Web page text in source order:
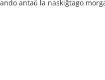
antaǔ la naskiĝtago